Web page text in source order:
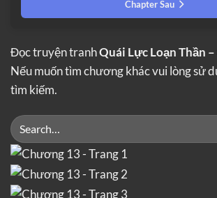
Chapter Sau
Đọc truyện tranhQuái Lực Loạn Thần
Nếu muốn tìm chương khác vui lòng sử
tìm kiếm.